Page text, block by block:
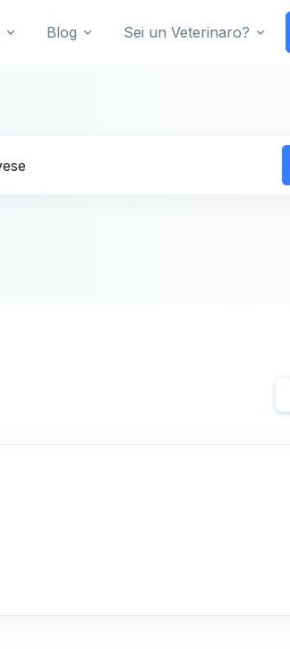
Blog Sei un Veterinaro?